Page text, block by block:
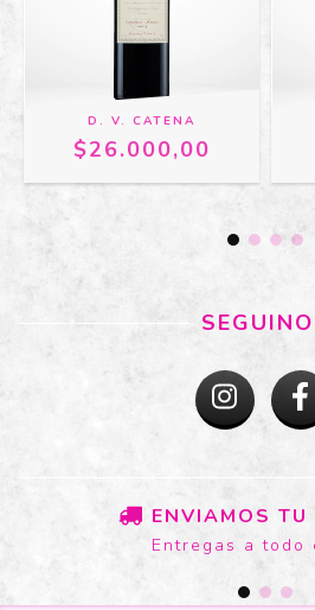
D. V. CATENA
$26.000,00
ENVIAMOS TU
Entregas a todo